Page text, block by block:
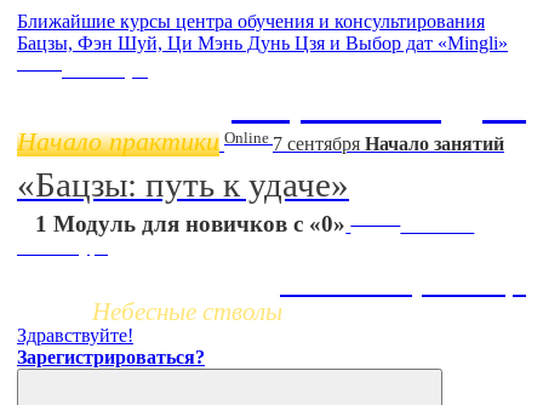
Ближайшие курсы центра обучения и консультирования
Бацзы, Фэн Шуй, Ци Мэнь Дунь Цзя и Выбор дат «Mingli»
Начало практики Online 7 сентября Начало занятий
«Бацзы: путь к удаче»
1 Модуль для новичков с «0»
НОВЫЙ
Небесные стволы
Здравствуйте!
Зарегистрироваться?